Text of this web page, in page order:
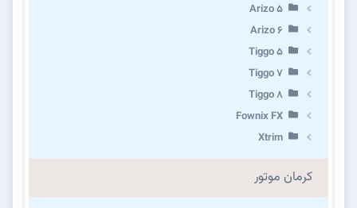
Arizo 5
Arizo 6
Tiggo 5
Tiggo 7
Tiggo 8
Fownix FX
Xtrim
کرمان موتور